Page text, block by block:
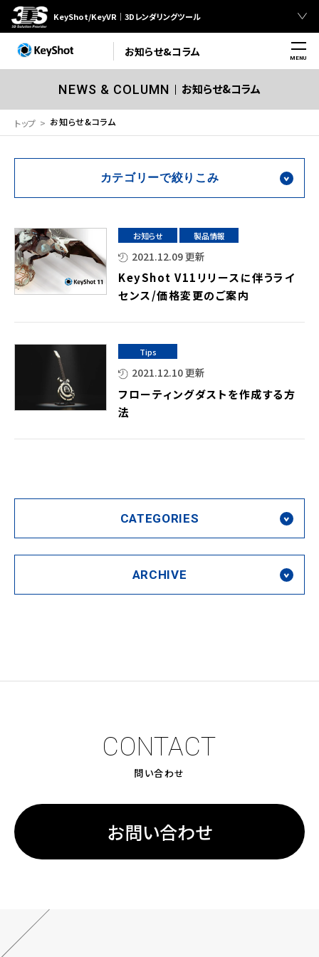
KeyShot/KeyVR｜3Dレンダリングツール
お知らせ&コラム MENU
NEWS & COLUMN お知らせ&コラム
トップ お知らせ&コラム
カテゴリーで絞りこみ
お知らせ 製品情報
2021.12.09 更新
KeyShot V11リリースに伴うライ
センス/価格変更のご案内
Tips
2021.12.10 更新
フローティングダストを作成する方
法
CATEGORIES
ARCHIVE
CONTACT
問い合わせ
お問い合わせ